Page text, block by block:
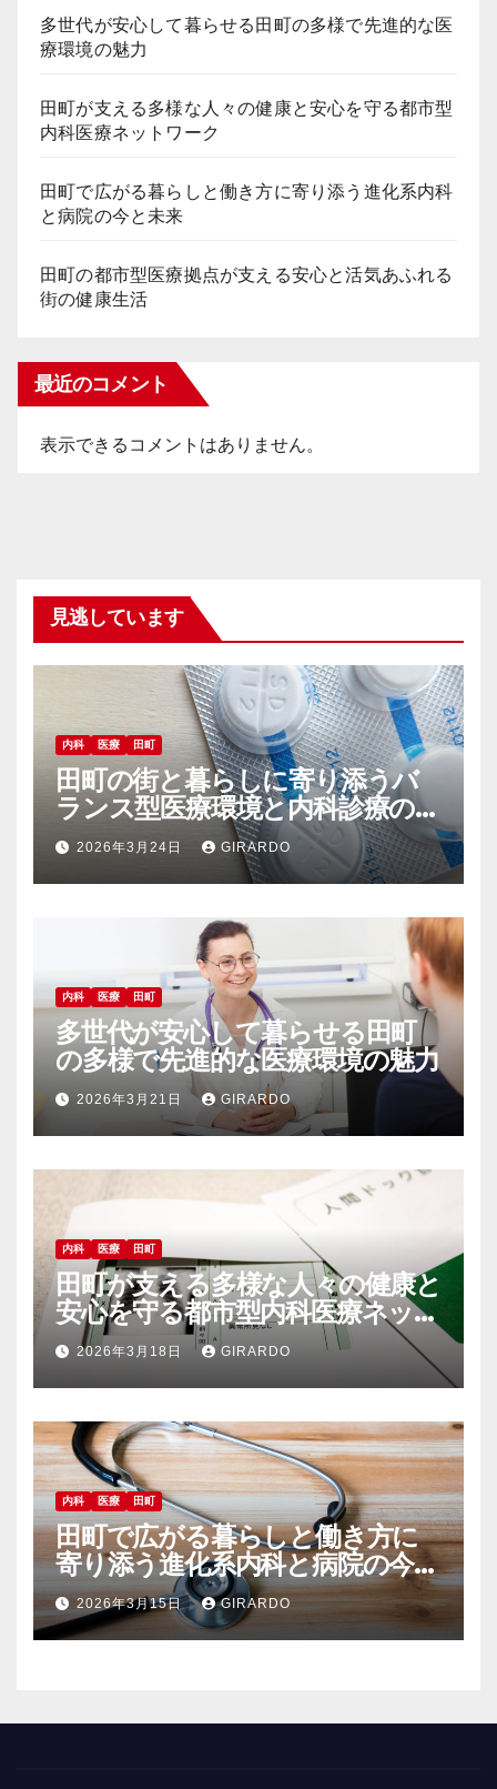
多世代が安心して暮らせる田町の多様で先進的な医
療環境の魅力
田町が支える多様な人々の健康と安心を守る都市型
内科医療ネットワーク
田町で広がる暮らしと働き方に寄り添う進化系内科
と病院の今と未来
田町の都市型医療拠点が支える安心と活気あふれる
街の健康生活
最近のコメント
表示できるコメントはありません。
見逃しています
内科 医療 田町
田町の街と暮らしに寄り添うバ
ランス型医療環境と内科診療の魅
力2026年3月24日 GIRARDO
内科 医療 田町
多世代が安心して暮らせる田町
の多様で先進的な医療環境の魅力
2026年3月21日 GIRARDO
内科 医療 田町
田町が支える多様な人々の健康と
安心を守る都市型内科医療ネット
ワーク
2026年3月18日 GIRARDO
内科 医療 田町
田町で広がる暮らしと働き方に
寄り添う進化系内科と病院の今と
未来
2026年3月15日 GIRARDO